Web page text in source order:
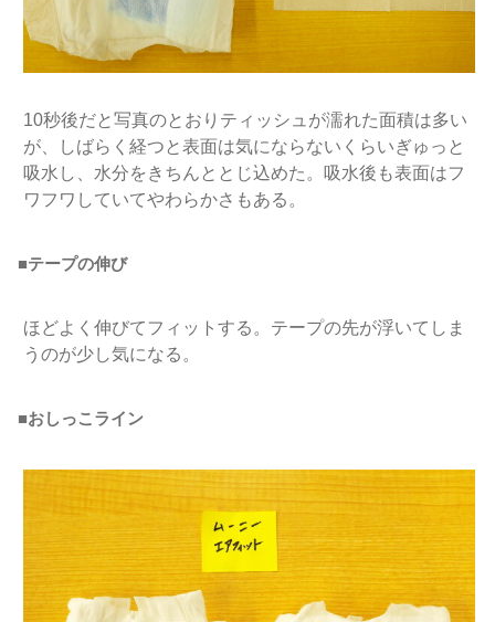
10秒後だと写真のとおりティッシュが濡れた面積は多い
が、しばらく経つと表面は気にならないくらいぎゅっと
吸水し、水分をきちんととじ込めた。吸水後も表面はフ
ワフワしていてやわらかさもある。
■テープの伸び
ほどよく伸びてフィットする。テープの先が浮いてしま
うのが少し気になる。
■おしっこライン